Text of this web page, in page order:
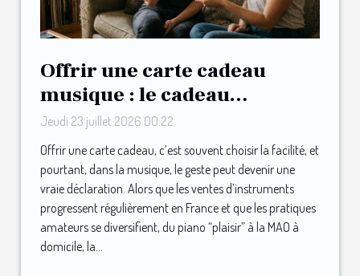
Offrir une carte cadeau
musique : le cadeau
inattendu qui surprend les
mélomanes
Jeudi 23 juillet 2026 00:22
Offrir une carte cadeau, c’est souvent choisir la facilité, et
pourtant, dans la musique, le geste peut devenir une
vraie déclaration. Alors que les ventes d’instruments
progressent régulièrement en France et que les pratiques
amateurs se diversifient, du piano “plaisir” à la MAO à
domicile, la...